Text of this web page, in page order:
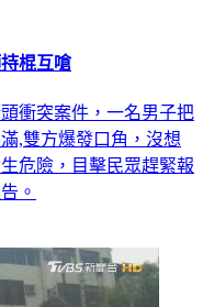
棍互嗆
衝突案件，一名男子把
,雙方爆發口角，沒想
危險，目擊民眾趕緊報
。